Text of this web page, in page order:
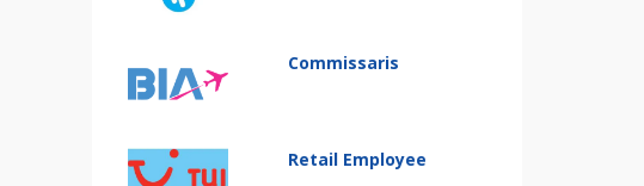
Commissaris
Retail Employee